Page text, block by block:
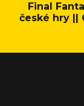
Final
české hry ||